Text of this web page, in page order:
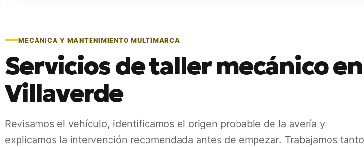
MECÁNICA Y MANTENIMIENTO MULTIMARCA
Servicios de taller mecánico en
Villaverde
Revisamos el vehículo, identificamos el origen probable de la avería y
explicamos la intervención recomendada antes de empezar. Trabajamos tanto